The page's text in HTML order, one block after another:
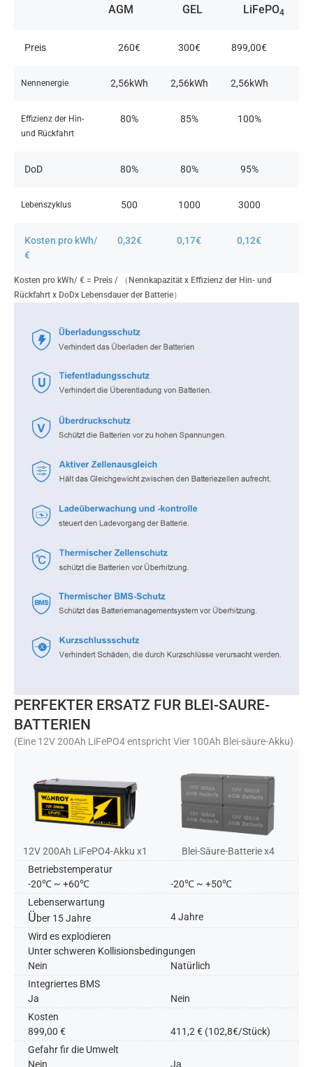
AGM GEL LiFePO4
Preis 260€ 300€ 899,00€
Nennenergie 2,56kWh 2,56kWh​ 2,56kWh​
Effizienz der Hin-
und Rückfahrt
80% 85% 100%​
DoD 80%​ 80% 95%
Lebenszyklus 500 1000 3000
Kosten pro kWh/
€
0,32€ 0,17€ 0,12€
Kosten pro kWh/ € = Preis / （Nennkapazität x Effizienz der Hin- und
Rückfahrt x DoDx Lebensdauer der Batterie）
PERFEKTER ERSATZ FUR BLEI-SAURE-
BATTERIEN
(Eine 12V 200Ah LiFePO4 entspricht Vier 100Ah Blei-säure-Akku)
12V 200Ah LiFePO4-Akku x1
Blei-Säure-Batterie x4
Betriebstemperatur
-20℃ ~ +60℃
-20℃ ~ +50℃
Lebenserwartung
Über 15 Jahre
4 Jahre
Wird es explodieren
Unter schweren Kollisionsbedingungen
Nein
Natürlich
Integriertes BMS
Ja
Nein​
Kosten
899,00 €
411,2 € (102,8€/Stück)
Gefahr fir die Umwelt
Nein​
Ja